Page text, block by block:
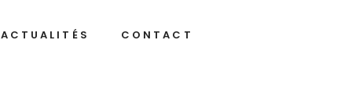
ACTUALITÉS CONTACT